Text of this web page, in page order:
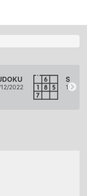
2022 10/12/